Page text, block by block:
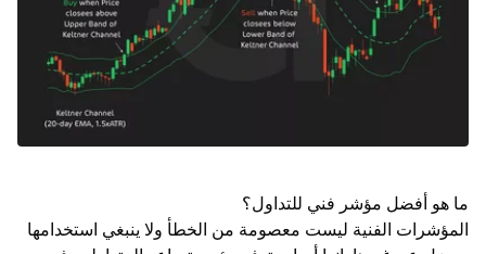
ما هو أفضل مؤشر فني للتداول؟
المؤشرات الفنية ليست معصومة من الخطأ ولا ينبغي استخدامها